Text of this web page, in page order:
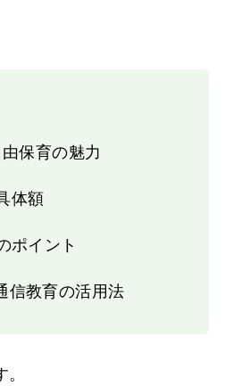
保育の魅力
体額
ポイント
信教育の活用法